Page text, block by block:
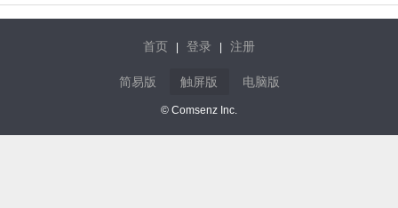
首页 登录 注册
简易版 触屏版 电脑版
© Comsenz Inc.